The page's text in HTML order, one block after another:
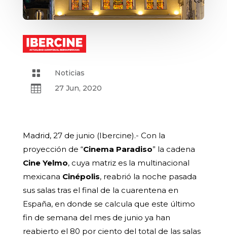
 Noticias
 27 Jun, 2020
Madrid, 27 de junio (Ibercine).- Con la
proyección de “Cinema Paradiso” la cadena
Cine Yelmo, cuya matriz es la multinacional
mexicana Cinépolis, reabrió la noche pasada
sus salas tras el final de la cuarentena en
España, en donde se calcula que este último
fin de semana del mes de junio ya han
reabierto el 80 por ciento del total de las salas